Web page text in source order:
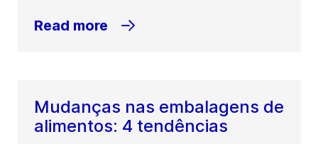
Read more
Mudanças nas embalagens de
alimentos: 4 tendências